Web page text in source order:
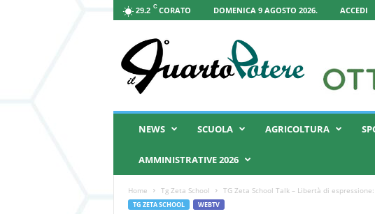
29.2 C CORATO DOMENICA 9 AGOSTO 2026. ACCEDI
Q
NEWS SCUOLA AGRICOLTURA
AMMINISTRATIVE 2026
Home Tg Zeta School TG Zeta School Talk – Libertà di
TG ZETA SCHOOL WEBTV